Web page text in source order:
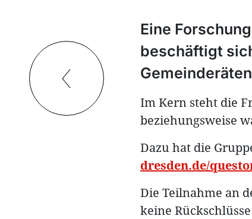
Eine
beschäftigt
Im Kern steht die
beziehungsweise
Dazu hat die
dresden.de/
Die Teilnahme an
keine